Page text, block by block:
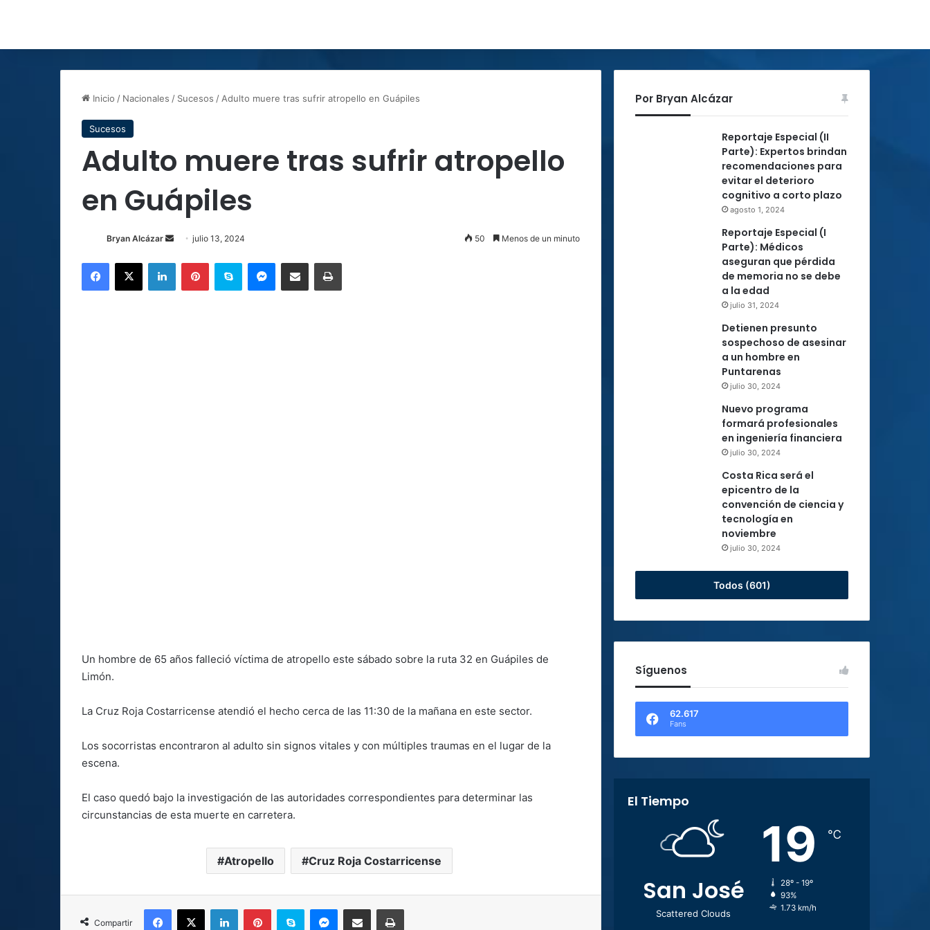
Inicio / Nacionales / Sucesos / Adulto muere tras sufrir atropello en Guápiles
Sucesos
Adulto muere tras sufrir atropello
en Guápiles
Bryan Alcázar
Send
email
julio 13, 2024 50 Menos de un minuto
Facebook
X LinkedInPinterestSkype MessengerCompartir por correo electrónicoImprimir
Un hombre de 65 años falleció víctima de atropello este sábado sobre la ruta 32 en Guápiles de
Limón.
La Cruz Roja Costarricense atendió el hecho cerca de las 11:30 de la mañana en este sector.
Los socorristas encontraron al adulto sin signos vitales y con múltiples traumas en el lugar de la
escena.
El caso quedó bajo la investigación de las autoridades correspondientes para determinar las
circunstancias de esta muerte en carretera.
Atropello Cruz Roja Costarricense
Compartir
Facebook
X LinkedInPinterestSkype MessengerCompartir por correo electrónicoImprimir
Por Bryan Alcázar
Reportaje Especial (II
Parte): Expertos brindan
recomendaciones para
evitar el deterioro
cognitivo a corto plazo
agosto 1, 2024
Reportaje Especial (I
Parte): Médicos
aseguran que pérdida
de memoria no se debe
a la edad
julio 31, 2024
Detienen presunto
sospechoso de asesinar
a un hombre en
Puntarenas
julio 30, 2024
Nuevo programa
formará profesionales
en ingeniería financiera
julio 30, 2024
Costa Rica será el
epicentro de la
convención de ciencia y
tecnología en
noviembre
julio 30, 2024
Todos (601)
Síguenos
62.617
Fans
El Tiempo
San José
Scattered Clouds
19 ℃
28º - 19º
93%
1.73 km/h